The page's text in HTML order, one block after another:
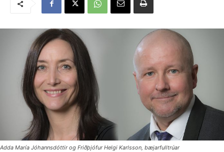
Adda María Jóhannsdóttir og Friðþjófur Helgi Karlsson, bæjarfulltrúar